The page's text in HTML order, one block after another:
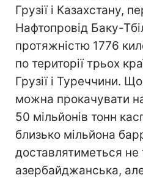
Грузії і Казахстану,
Нафтопровід Баку-
протяжністю 1776
по території трьох
Грузії і Туреччини.
можна прокачувати
50 мільйонів тонн
близько мільйона
доставлятиметься не
азербайджанська,